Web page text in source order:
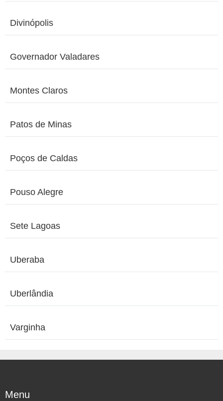
Divinópolis
Governador Valadares
Montes Claros
Patos de Minas
Poços de Caldas
Pouso Alegre
Sete Lagoas
Uberaba
Uberlândia
Varginha
Menu